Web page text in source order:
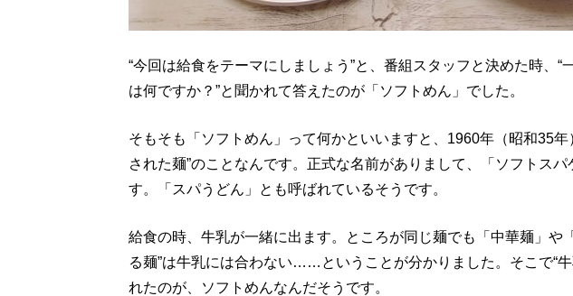
“今回は給食をテーマにしましょう”と、番組スタッフと決めた時、“
は何ですか？”と聞かれて答えたのが「ソフトめん」でした。
そもそも「ソフトめん」って何かといいますと、1960年（昭和35年
された麺”のことなんです。正式な名前がありまして、「ソフトスパ
す。「スパうどん」とも呼ばれているそうです。
給食の時、牛乳が一緒に出ます。ところが同じ麺でも「中華麺」や
る麺”は牛乳には合わない……ということが分かりました。そこで“
れたのが、ソフトめんなんだそうです。